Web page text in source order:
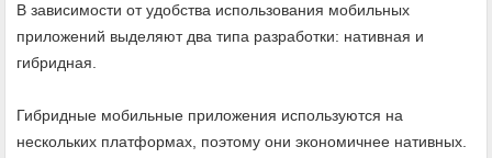
В зависимости от удобства использования мобильных
приложений выделяют два типа разработки: нативная и
гибридная.
Гибридные мобильные приложения используются на
нескольких платформах, поэтому они экономичнее нативных.